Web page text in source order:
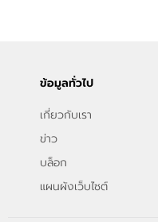
ข้อมูลทั่วไป
เกี่ยวกับเรา
ข่าว
บล็อก
แผนผังเว็บไซต์